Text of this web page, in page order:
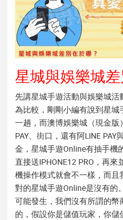
星城與娛樂城
先講星城手遊活動與娛樂城
為比較，剛剛小編有說到星
一趟，而澳博娛樂城（現金版
PAY、街口，還有阿LINE PAY
金，星城手遊Online有抽手機
直接送IPHONE12 PRO，再
機操作模式就會不一樣，而
對的星城手遊Online是沒有的
可能發生，我們沒有所謂的幣
的，假設你是儲值玩家，你